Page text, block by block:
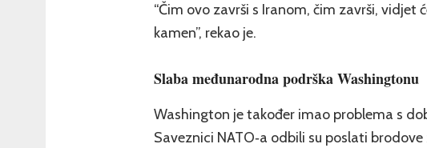
“Čim ovo završi s Iranom, čim završi,
kamen”, rekao je.
Slaba međunarodna podrška Washingtonu
Washington je također imao problema s
Saveznici NATO‑a odbili su poslati